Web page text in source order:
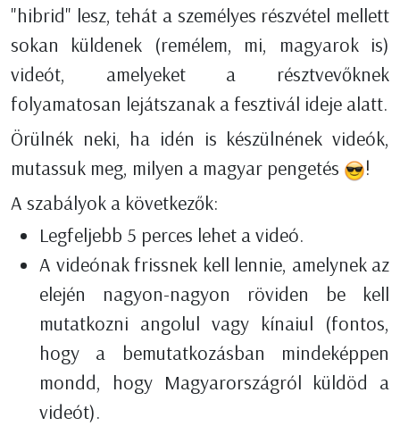
"hibrid" lesz, tehát a személyes részvétel mellett
sokan küldenek (remélem, mi, magyarok is)
videót, amelyeket a résztvevőknek
folyamatosan lejátszanak a fesztivál ideje alatt.
Örülnék neki, ha idén is készülnének videók,
mutassuk meg, milyen a magyar pengetés
!
A szabályok a következők:
Legfeljebb 5 perces lehet a videó.
A videónak frissnek kell lennie, amelynek az
elején nagyon-nagyon röviden be kell
mutatkozni angolul vagy kínaiul (fontos,
hogy a bemutatkozásban mindeképpen
mondd, hogy Magyarországról küldöd a
videót).